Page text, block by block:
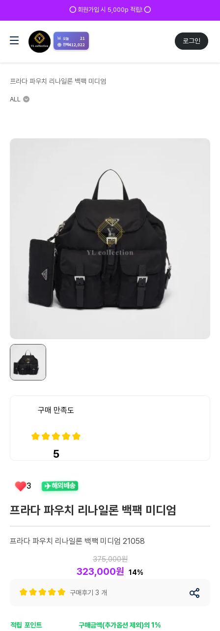
✅ 매일 방문 후 로그인 시 200p 적립! ✅
로그인
📊 오늘 21
전체412,022
프라다 파우치 리나일론 백팩 미디엄
ALL
구매 만족도
5
3 ✈️해외배송
프라다 파우치 리나일론 백팩 미디엄
프라다 파우치 리나일론 백팩 미디엄 21058
375,000원
323,000원 14%
구매후기 3 개
적립 포인트 구매금액(추가옵션 제외)의 1%